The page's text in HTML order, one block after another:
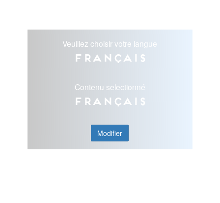
Veuillez choisir votre langue
Français
Contenu selectionné
Français
Modifier